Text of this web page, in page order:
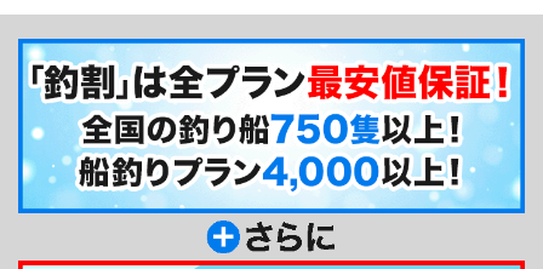
た併営する釣具店は、品揃えが豊富で宮川丸での沖
釣りに必要な道具ならなんでも揃うので、手ぶらで
の釣行もOKですよ☆
釣り船からのメッセージ
木更津の宮川丸です。東京湾の四季折々の沖釣り
をご案内します。釣り方は、エサ釣りからルアー釣
りまで、幅広くご用意。道具をお持ちでない方は、